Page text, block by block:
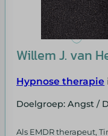
Willem J. van
Hypnose therapie
Doelgroep: Angst /
Als EMDR therapeut,